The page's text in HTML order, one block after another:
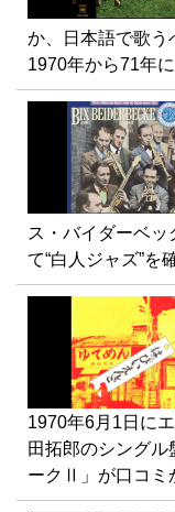
か、日本語で歌う
1970年から71年
ス・バイダーベ
て“白人ジャズ”
1970年6月1日に
田拓郎のシング
ークⅡ」が口コミ